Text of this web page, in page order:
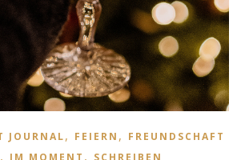
JOURNAL, FEIERN , FREUNDSCHAFT
, IM MOMENT , SCHREIBEN